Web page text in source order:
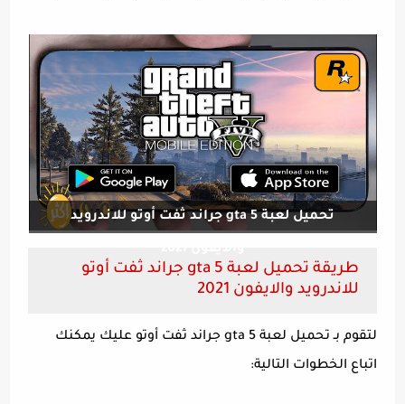
تحميل لعبة gta 5 جراند ثفت أوتو للاندرويد
طريقة تحميل لعبة gta 5 جراند ثفت أوتو
للاندرويد والايفون 2021
لتقوم بـ تحميل لعبة gta 5 جراند ثفت أوتو عليك يمكنك
اتباع الخطوات التالية: